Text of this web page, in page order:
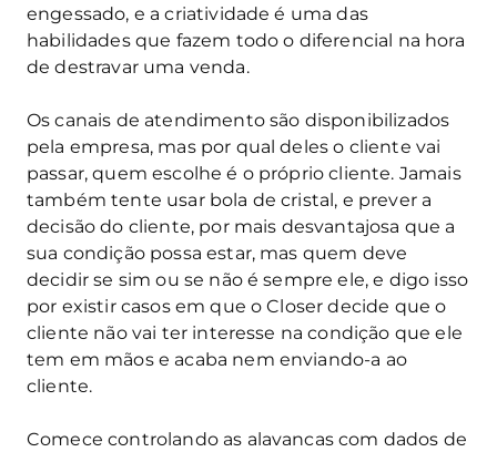
engessado, e a criatividade é uma das
habilidades que fazem todo o diferencial na hora
de destravar uma venda.
Os canais de atendimento são disponibilizados
pela empresa, mas por qual deles o cliente vai
passar, quem escolhe é o próprio cliente. Jamais
também tente usar bola de cristal, e prever a
decisão do cliente, por mais desvantajosa que a
sua condição possa estar, mas quem deve
decidir se sim ou se não é sempre ele, e digo isso
por existir casos em que o Closer decide que o
cliente não vai ter interesse na condição que ele
tem em mãos e acaba nem enviando-a ao
cliente.
Comece controlando as alavancas com dados de